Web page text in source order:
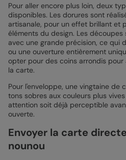
Pour aller encore plus loin, deux
disponibles. Les dorures sont
artisanale, pour un effet brillant et
éléments du design. Les
avec une grande précision, ce qui
ou une ouverture entièrement
opter pour des coins arrondis
la carte.
Pour l'enveloppe, une vingtaine de
tons sobres aux couleurs plus
attention soit déjà perceptible
ouverte.
Envoyer la carte
nounou